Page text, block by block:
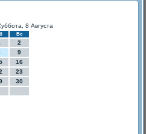
8 Августа
Вс
2
9
16
23
30